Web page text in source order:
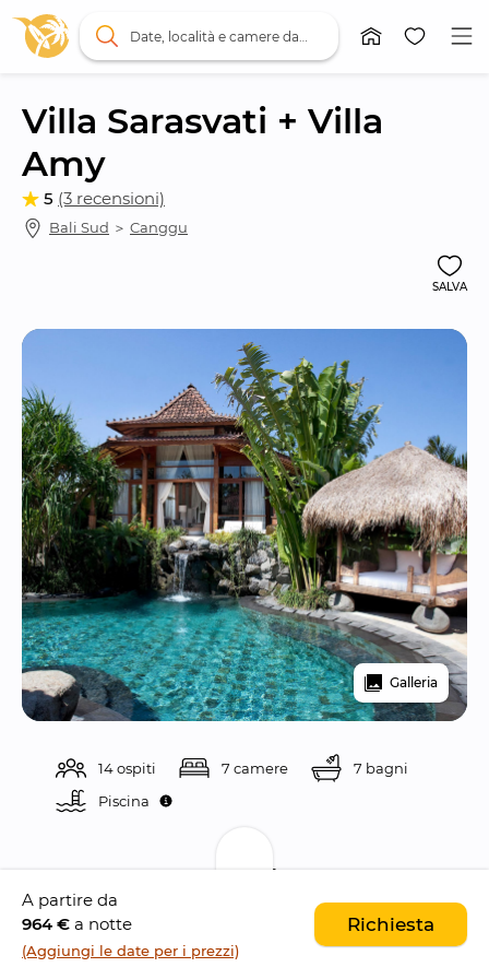
Villa Sarasvati + Villa
Amy
5 (3 recensioni)
Bali Sud ＞ Canggu
SALVA
Galleria
14 ospiti 7 camere
7 bagni
Piscina
Descrizione
Il Dea Villas Estate è un
magnifico e lussuoso
A partire da
964 € a notte
(Aggiungi le date per i prezzi)
Richiesta